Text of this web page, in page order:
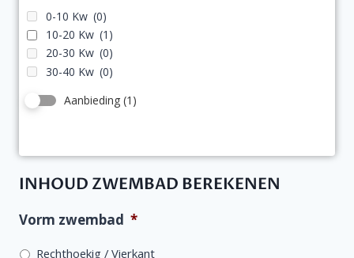
0-10 Kw (0)
10-20 Kw (1)
20-30 Kw (0)
30-40 Kw (0)
Aanbieding (1)
INHOUD ZWEMBAD BEREKENEN
Vorm zwembad *
Rechthoekig / Vierkant